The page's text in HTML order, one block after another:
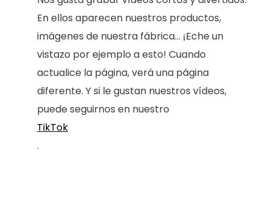
En ellos aparecen nuestros productos,
imágenes de nuestra fábrica... ¡Eche un
vistazo por ejemplo a esto! Cuando
actualice la página, verá una página
diferente. Y si le gustan nuestros vídeos,
puede seguirnos en nuestro
TikTok
.